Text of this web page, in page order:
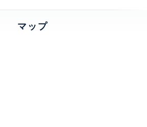
付きインターホン、 防犯カメラ、 日
マップ